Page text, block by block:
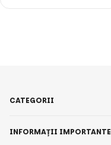
CATEGORII
INFORMAȚII IMPORTANTE